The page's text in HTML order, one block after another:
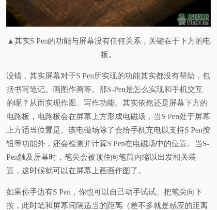
▲其实S Pen的功能与屏幕没有任何关系，关键在于下方的电
板。
没错，其实屏幕对于S Pen所实现的功能其实都没有帮助，包
括书写笔记。画图作画等。那S-Pen是怎么实现和手机交互
的呢？从而实现作图、写作功能。其实依然还是屏幕下方的
电路板，电路板会在屏幕上方形成电磁场，当S Pen处于屏幕
上方适当位置是。该电磁场除了会给手机充电以支持S Pen按
钮等功能外，还会检测并计算S Pen在电磁场中的位置。当S-
Pen触及屏幕时，笔尖会被顶住向笔筒内缩以出发相关装
置，这时候就可以在屏幕上画画作图了。
如果你手边有S Pen，你也可以自己动手试试。把笔尖向下
按，此时笔和屏幕间隔适当的距离（差不多就是感应的距离